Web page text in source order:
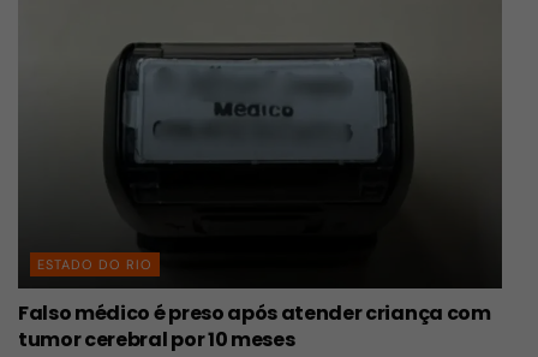
ESTADO DO RIO
Falso médico é preso após atender criança com
tumor cerebral por 10 meses